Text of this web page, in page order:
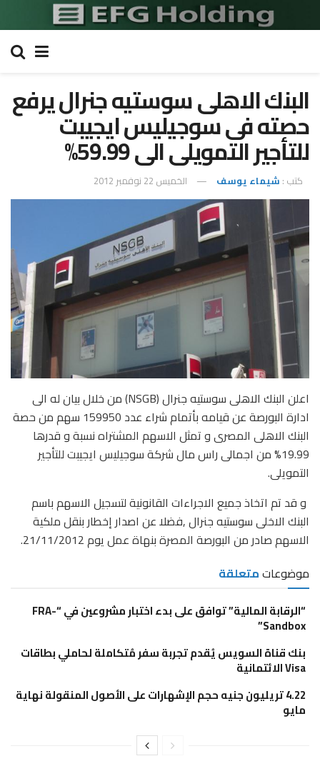
البنك الاهلى سوستيه جنرال يرفع
حصته فى سوجيليس ايجيبت
للتأجير التمويلى الى 59.99%
كتب : شيماء يوسف الخميس 22 نوفمبر 2012
اعلن البنك الاهلى سوستيه جنرال (NSGB) من خلال بيان له الى
ادارة البورصة عن قيامه بأتمام شراء عدد 159950 سهم من حصة
البنك الاهلى المصرى و تمثل الاسهم المشتراه نسبة و قدرها
19.99% من اجمالى راس مال شركة سوجيليس ايجيبت للتأجير
التمويلى.
و قد تم اتخاذ جميع الاجراءات القانونية لتسجيل الاسهم باسم
البنك الاخلى سوستيه جنرال ,فضلا عن اصدار إخطار بنقل ملكية
الاسهم صادر من البورصة المصرة بنهاة عمل يوم 21/11/2012.
موضوعاتمتعلقة
“الرقابة المالية” توافق على بدء اختبار مشروعين في “FRA-
Sandbox”
بنك قناة السويس يُقدم تجربة سفر مُتكاملة لحاملي بطاقات
Visa الائتمانية
4.22 تريليون جنيه حجم الإشهارات على الأصول المنقولة نهاية
مايو